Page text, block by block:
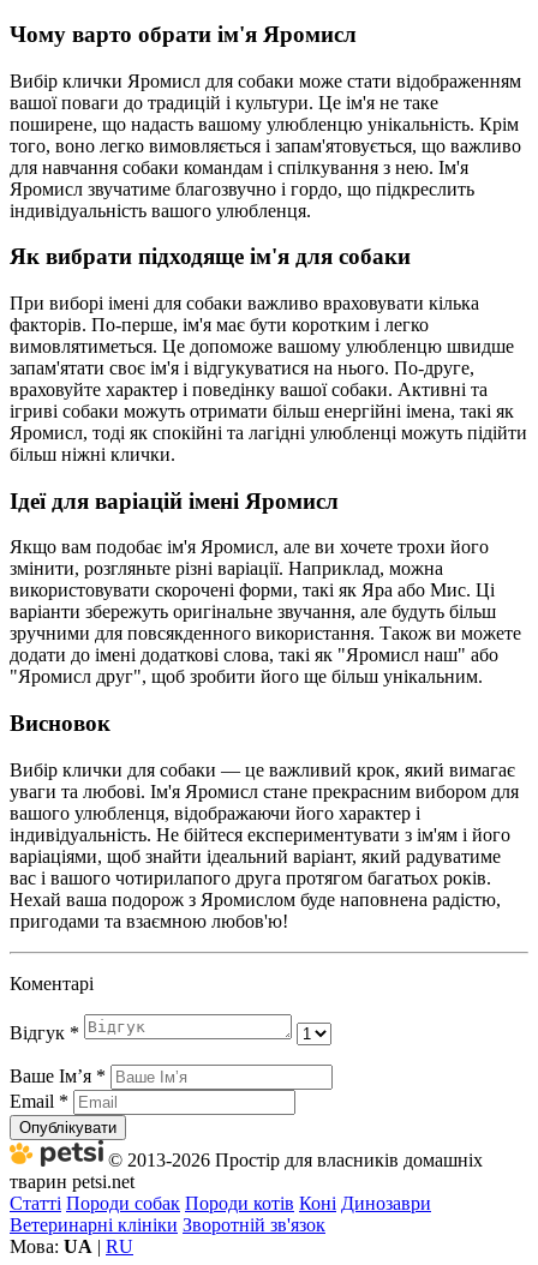
Чому варто обрати ім'я Яромисл
Вибір клички Яромисл для собаки може стати відображенням
вашої поваги до традицій і культури. Це ім'я не таке
поширене, що надасть вашому улюбленцю унікальність. Крім
того, воно легко вимовляється і запам'ятовується, що важливо
для навчання собаки командам і спілкування з нею. Ім'я
Яромисл звучатиме благозвучно і гордо, що підкреслить
індивідуальність вашого улюбленця.
Як вибрати підходяще ім'я для собаки
При виборі імені для собаки важливо враховувати кілька
факторів. По-перше, ім'я має бути коротким і легко
вимовлятиметься. Це допоможе вашому улюбленцю швидше
запам'ятати своє ім'я і відгукуватися на нього. По-друге,
враховуйте характер і поведінку вашої собаки. Активні та
ігриві собаки можуть отримати більш енергійні імена, такі як
Яромисл, тоді як спокійні та лагідні улюбленці можуть підійти
більш ніжні клички.
Ідеї для варіацій імені Яромисл
Якщо вам подобає ім'я Яромисл, але ви хочете трохи його
змінити, розгляньте різні варіації. Наприклад, можна
використовувати скорочені форми, такі як Яра або Мис. Ці
варіанти збережуть оригінальне звучання, але будуть більш
зручними для повсякденного використання. Також ви можете
додати до імені додаткові слова, такі як "Яромисл наш" або
"Яромисл друг", щоб зробити його ще більш унікальним.
Висновок
Вибір клички для собаки — це важливий крок, який вимагає
уваги та любові. Ім'я Яромисл стане прекрасним вибором для
вашого улюбленця, відображаючи його характер і
індивідуальність. Не бійтеся експериментувати з ім'ям і його
варіаціями, щоб знайти ідеальний варіант, який радуватиме
вас і вашого чотирилапого друга протягом багатьох років.
Нехай ваша подорож з Яромислом буде наповнена радістю,
пригодами та взаємною любов'ю!
Коментарі
Відгук *
Ваше Імʼя *
Email *
Опублікувати
© 2013-2026 Простір для власників домашніх
тварин petsi.net
Статті Породи собак Породи котів Коні Динозаври
Ветеринарні клініки Зворотній зв'язок
Мова: UA | RU